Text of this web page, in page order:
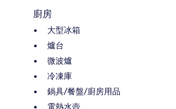
廚房
大型冰箱
爐台
微波爐
冷凍庫
鍋具/餐盤/廚房用品
電熱水壺